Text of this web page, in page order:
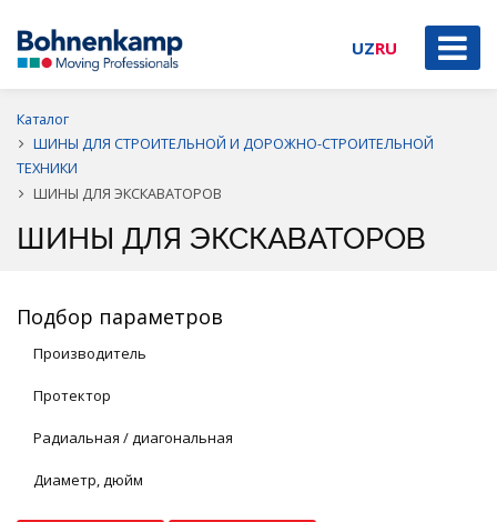
UZRU
Каталог
ШИНЫ ДЛЯ СТРОИТЕЛЬНОЙ И ДОРОЖНО-СТРОИТЕЛЬНОЙ
ТЕХНИКИ
ШИНЫ ДЛЯ ЭКСКАВАТОРОВ
ШИНЫ ДЛЯ ЭКСКАВАТОРОВ
Подбор параметров
Производитель
Протектор
Радиальная / диагональная
Диаметр, дюйм